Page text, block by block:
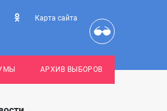
Карта сайта
АРХИВ ВЫБОРОВ